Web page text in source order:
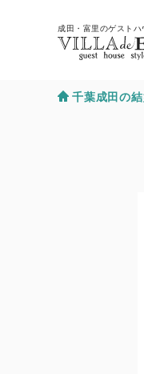
成田・富里のゲスト
千葉成田の